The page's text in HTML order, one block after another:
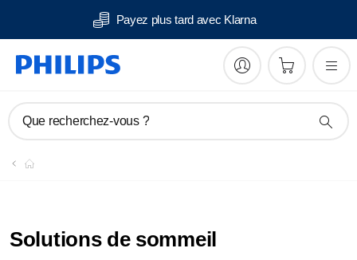
Payez plus tard avec Klarna
Que recherchez-vous ?
Solutions de sommeil